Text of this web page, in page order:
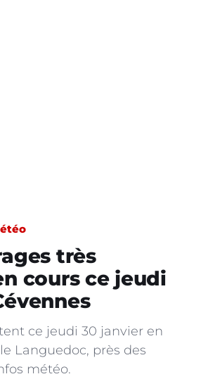
très
cours ce jeudi
ce jeudi 30 janvier en
Languedoc, près des
météo.